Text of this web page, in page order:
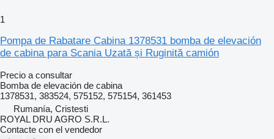
1
Pompa de Rabatare Cabina 1378531 bomba de elevación
de cabina para Scania Uzată și Ruginită camión
Precio a consultar
Bomba de elevación de cabina
1378531, 383524, 575152, 575154, 361453
Rumanía, Cristesti
ROYAL DRU AGRO S.R.L.
Contacte con el vendedor